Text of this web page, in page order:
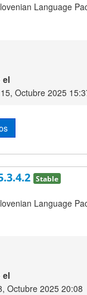
Language
el
Octubre 2025
Stable
Language
el
Octubre 2025 20:08